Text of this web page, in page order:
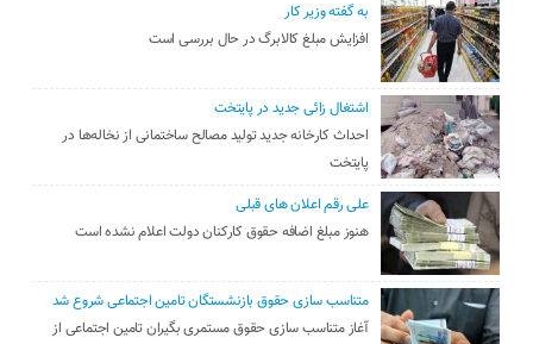
به گفته وزیر کار
افزایش مبلغ کالابرگ در حال بررسی است
اشتغال زائی جدید در پایتخت
احداث کارخانه جدید تولید مصالح ساختمانی از نخاله‌ها در
پایتخت
علی رقم اعلان های قبلی
هنوز مبلغ اضافه حقوق کارکنان دولت اعلام نشده است
متناسب سازی حقوق بازنشستگان تامین اجتماعی شروع شد
آغاز متناسب سازی حقوق مستمری بگیران تامین اجتماعی از